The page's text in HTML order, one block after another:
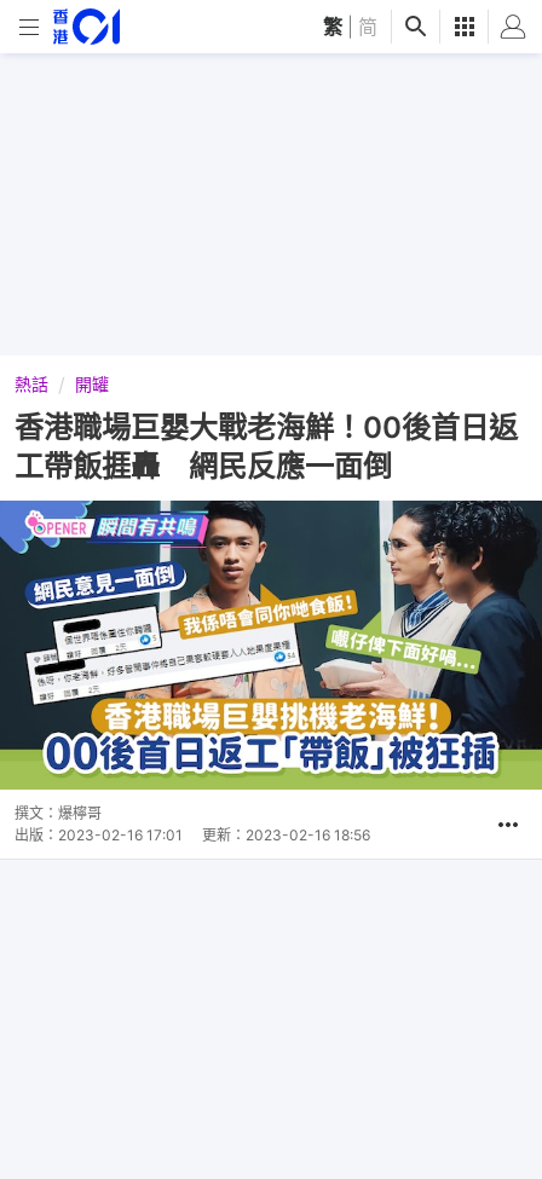
繁 简
熱話 開罐
香港職場巨嬰大戰老海鮮！00後首日返
工帶飯捱轟 網民反應一面倒
撰文： 爆檸哥
出版： 2023-02-16 17:01 更新： 2023-02-16 18:56